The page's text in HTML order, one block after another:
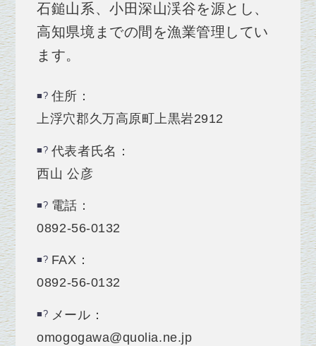
石鎚山系、小田深山渓谷を源とし、
高知県境までの間を漁業管理してい
ます。
住所：
上浮穴郡久万高原町上黒岩2912
代表者氏名：
西山 公彦
電話：
0892-56-0132
FAX：
0892-56-0132
メール：
omogogawa@quolia.ne.jp